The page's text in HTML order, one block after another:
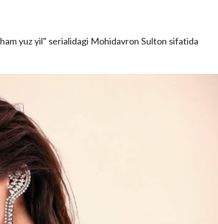
yuz yil" serialidagi Mohidavron Sulton sifatida